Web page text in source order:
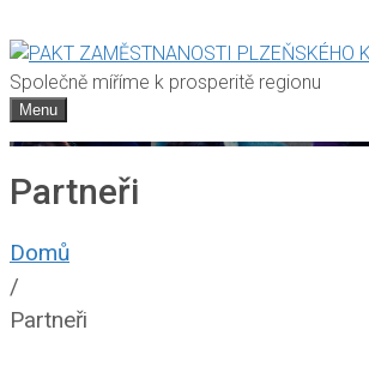
Společně míříme k prosperitě regionu
Menu
Partneři
Domů
/
Partneři